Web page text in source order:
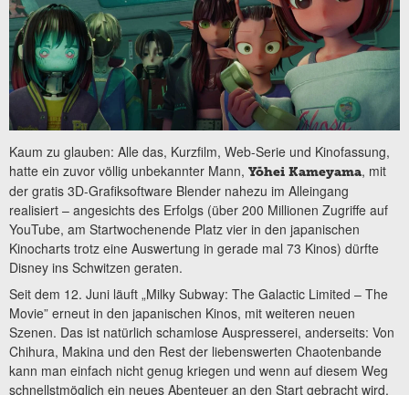
Kaum zu glauben: Alle das, Kurzfilm, Web-Serie und Kinofassung,
hatte ein zuvor völlig unbekannter Mann, Yōhei Kameyama, mit
der gratis 3D-Grafiksoftware Blender nahezu im Alleingang
realisiert – angesichts des Erfolgs (über 200 Millionen Zugriffe auf
YouTube, am Startwochenende Platz vier in den japanischen
Kinocharts trotz eine Auswertung in gerade mal 73 Kinos) dürfte
Disney ins Schwitzen geraten.
Seit dem 12. Juni läuft „Milky Subway: The Galactic Limited – The
Movie” erneut in den japanischen Kinos, mit weiteren neuen
Szenen. Das ist natürlich schamlose Auspresserei, anderseits: Von
Chihura, Makina und den Rest der liebenswerten Chaotenbande
kann man einfach nicht genug kriegen und wenn auf diesem Weg
schnellstmöglich ein neues Abenteuer an den Start gebracht wird,